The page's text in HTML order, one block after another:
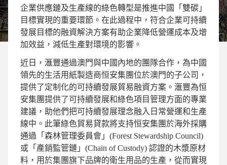
企業供應鏈及生產線的綠色轉型是推進中國「雙碳」
目標實現的重要環節。在此過程中，符合企業可持續
發展目標的融資解決方案有助企業降低營運成本及增
加效益，減低生產對環境的影響。
近日，滙豐通過澳門與中國內地的團隊合作，為中國
領先的生活用紙製造商恒安集團位於澳門的子公司，
提供了定制化的可持續發展貿易融資方案。滙豐為恒
安集團提供了可持續發展和綠色項目管理方面的專業
建議，助他們把可持續發展理念融入日常營運和生產
線中。此筆綠色貿易貸款將支持恒安集團於海外採購
通過「森林管理委員會」(Forest Stewardship Council)
或「產銷監管鏈」(Chain of Custody) 認證的木漿原材
料，用於集團旗下品牌的衛生用品的生產，從而實現